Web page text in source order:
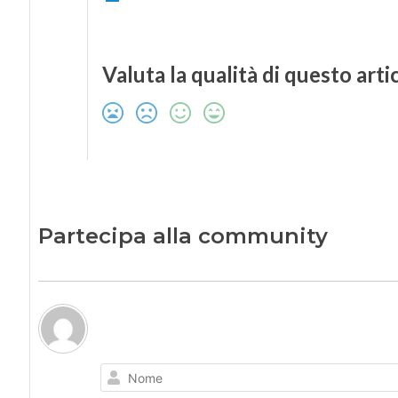
Valuta la qualità di questo
Partecipa alla community